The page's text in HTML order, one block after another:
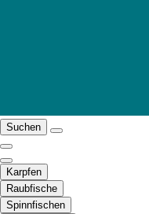
Suchen
Karpfen
Raubfische
Spinnfischen